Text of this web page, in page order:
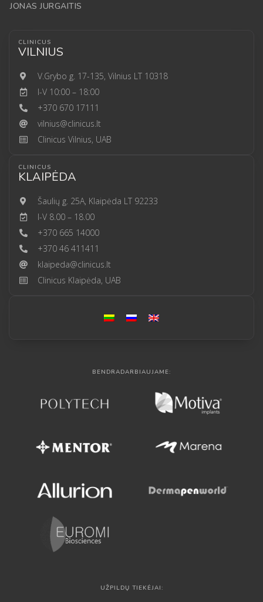
JONAS JURGAITIS
CLINICUS
VILNIUS
V.Grybo g. 17-135, Vilnius LT 10318
I-V 10:00 – 18:00
+370 670 17111
vilnius@clinicus.lt
Clinicus Vilnius, UAB
CLINICUS
KLAIPĖDA
Šaulių g. 25A, Klaipėda LT 92233
I-V 8.00 – 18.00
+370 665 14000
+370 46 411411
klaipeda@clinicus.lt
Clinicus Klaipėda, UAB
BENDRADARBIAUJAME:
UŽPILDŲ TIEKĖJAI: